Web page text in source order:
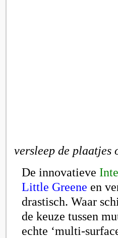
versleep de plaatjes
De innovatieve
Little Greene en
drastisch. Waar
de keuze tussen
echte ‘multi-